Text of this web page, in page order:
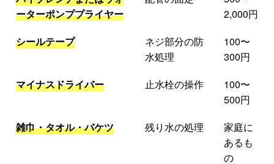
ーターポンププライヤー
2,000円
シールテープ
ネジ部分の防
水処理
100〜
300円
マイナスドライバー
止水栓の操作
100〜
500円
雑巾・タオル・バケツ
残り水の処理
家庭に
あるも
の